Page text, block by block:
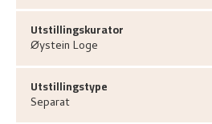
Utstillingskurator
Øystein Loge
Utstillingstype
Separat